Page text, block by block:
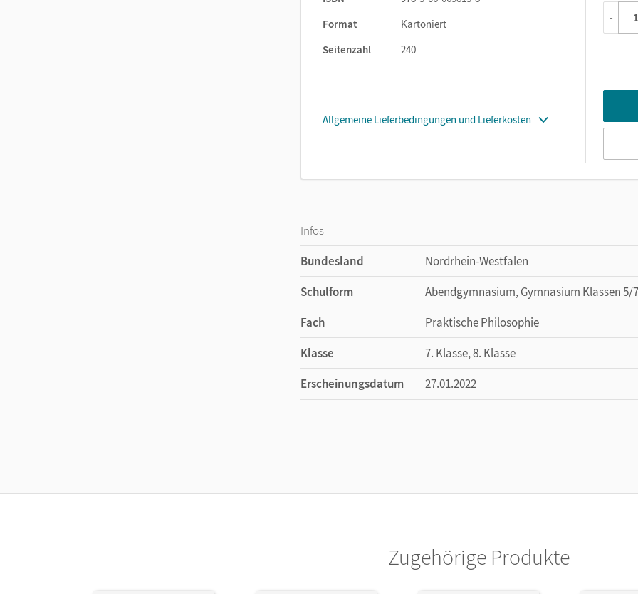
Format
Kartoniert
Seitenzahl
240
Allgemeine Lieferbedingungen und Lieferkosten
-
Infos
Bundesland
Nordrhein-Westfalen
Schulform
Abendgymnasium, Gymnasium Klassen 5/
Fach
Praktische Philosophie
Klasse
7. Klasse, 8. Klasse
Erscheinungsdatum
27.01.2022
Zugehörige Produkte